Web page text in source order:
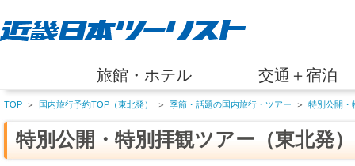
旅館・ホテル 交通＋宿泊
TOP ＞ 国内旅行予約TOP（東北発） ＞ 季節・話題の国内旅行・ツアー ＞ 特別公開・
特別公開・特別拝観ツアー（東北発）